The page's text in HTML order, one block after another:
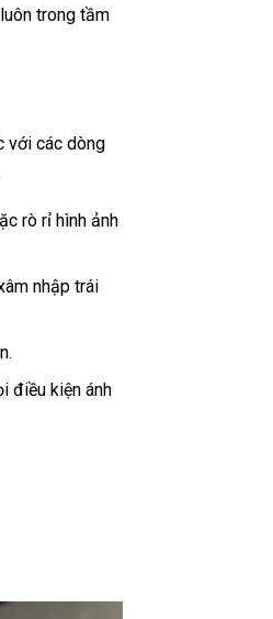
trong tầm
với các dòng
rò rỉ hình ảnh
nhập trái
điều kiện ánh